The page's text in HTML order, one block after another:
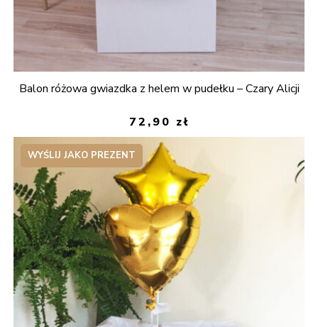
Balon różowa gwiazdka z helem w pudełku – Czary Alicji
72,90 zł
WYŚLIJ JAKO PREZENT